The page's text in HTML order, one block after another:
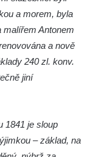
a morem, byla
Antonem
a nově
240 zl. konv.
jiní
1841 je sloup
– základ, na